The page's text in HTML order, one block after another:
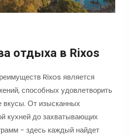
отдыха в Rixos
Rixos является
способных удовлетворить
От изысканных
кухней до захватывающих
- здесь каждый найдет